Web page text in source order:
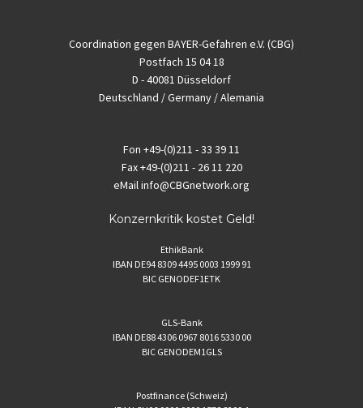
Coordination gegen BAYER-Gefahren e.V. (CBG)
Postfach 15 04 18
D - 40081 Düsseldorf
Deutschland / Germany / Alemania
Fon +49-(0)211 - 33 39 11
Fax+49-(0)211 - 26 11 220
eMailinfo@CBGnetwork.org
Konzernkritik kostet Geld!
EthikBank
IBAN DE94 8309 4495 0003 1999 91
BIC GENODEF1ETK
GLS-Bank
IBAN DE88 4306 0967 8016 5330 00
BIC GENODEM1GLS
Postfinance (Schweiz)